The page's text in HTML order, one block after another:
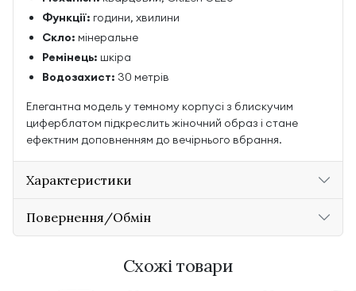
Функції: години, хвилини
Скло: мінеральне
Ремінець: шкіра
Водозахист: 30 метрів
Елегантна модель у темному корпусі з блискучим
циферблатом підкреслить жіночний образ і стане
ефектним доповненням до вечірнього вбрання.
Характеристики
Повернення/Обмін
Схожі товари